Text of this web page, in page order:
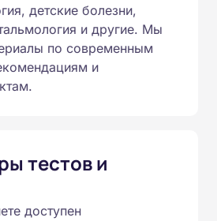
детские болезни,
и другие. Мы
по современным
и
тестов и
доступен